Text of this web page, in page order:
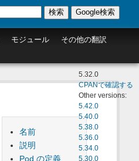
モジュール
その他の翻訳
検索 Google検索
5.32.0
CPANで確認する
Other versions:
5.42.0
5.40.0
5.38.0
5.36.0
5.34.0
5.30.0
名前
説明
Pod の定義